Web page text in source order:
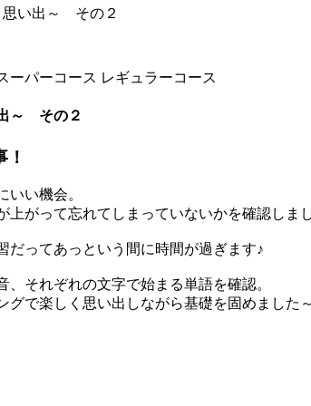
思い出～ その２
ーパーコース レギュラーコース
～ その２
いい機会。
上がって忘れてしまっていないかを確認しまし
だってあっという間に時間が過ぎます♪
、それぞれの文字で始まる単語を確認。
グで楽しく思い出しながら基礎を固めました